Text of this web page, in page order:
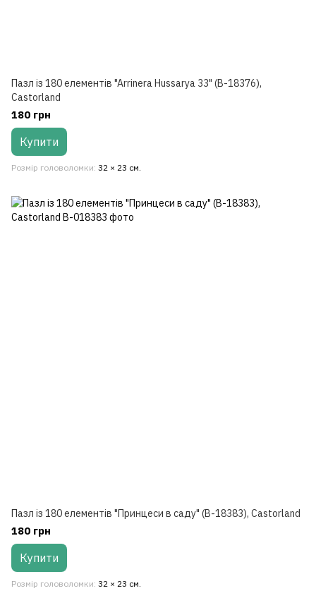
Пазл із 180 елементів "Arrinera Hussarya 33" (B-18376),
Castorland
180 грн
Купити
Розмір головоломки 32 × 23 см.
Пазл із 180 елементів "Принцеси в саду" (B-18383), Castorland
180 грн
Купити
Розмір головоломки 32 × 23 см.